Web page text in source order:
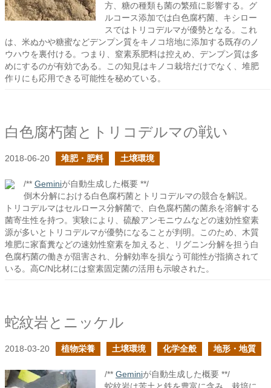
方、糖の種類も菌の繁殖に影響する。グ
ルコース添加では白色腐朽菌、キシロー
スではトリコデルマが優勢となる。これ
は、米ぬかや糖蜜などデンプン質をキノコ培地に添加する既存のノ
ウハウを裏付ける。つまり、窒素系肥料は控えめ、デンプン質は多
めにするのが有効である。この知見はキノコ栽培だけでなく、堆肥
作りにも応用できる可能性を秘めている。
白色腐朽菌とトリコデルマの戦い
2018-06-20 堆肥・肥料 土壌環境
/** Geminiが自動生成した概要 **/
倒木分解における白色腐朽菌とトリコデルマの競合を解説。
トリコデルマはセルロース分解菌で、白色腐朽菌の菌糸を溶解する
菌寄生性を持つ。実験により、硫酸アンモニウムなどの速効性窒素
源が多いとトリコデルマが優勢になることが判明。このため、木質
堆肥に家畜糞などの速効性窒素を加えると、リグニン分解を担う白
色腐朽菌の働きが阻害され、分解効率を損なう可能性が指摘されて
いる。高C/N比材には窒素固定菌の活用も示唆された。
蛇紋岩とニッケル
2018-03-20 植物栄養 土壌環境 化学全般 地形・地質
/** Geminiが自動生成した概要 **/